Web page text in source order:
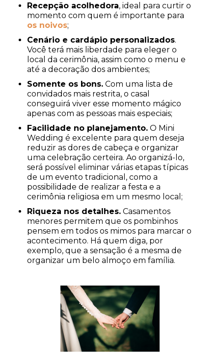
Recepção acolhedora, ideal para curtir o
momento com quem é importante para
os noivos;
Cenário e cardápio personalizados.
Você terá mais liberdade para eleger o
local da cerimônia, assim como o menu e
até a decoração dos ambientes;
Somente os bons. Com uma lista de
convidados mais restrita, o casal
conseguirá viver esse momento mágico
apenas com as pessoas mais especiais;
Facilidade no planejamento. O Mini
Wedding é excelente para quem deseja
reduzir as dores de cabeça e organizar
uma celebração certeira. Ao organizá-lo,
será possível eliminar várias etapas típicas
de um evento tradicional, como a
possibilidade de realizar a festa e a
cerimônia religiosa em um mesmo local;
Riqueza nos detalhes. Casamentos
menores permitem que os pombinhos
pensem em todos os mimos para marcar o
acontecimento. Há quem diga, por
exemplo, que a sensação é a mesma de
organizar um belo almoço em família.